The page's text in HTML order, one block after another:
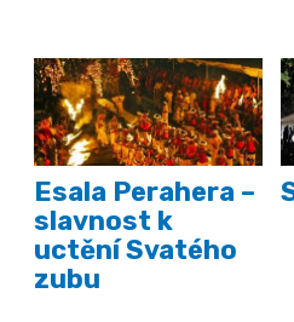
Esala Perahera –
slavnost k
uctění Svatého
zubu